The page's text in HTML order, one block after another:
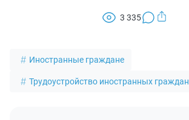
3 335
Иностранные граждане
Трудоустройство иностранных граждан